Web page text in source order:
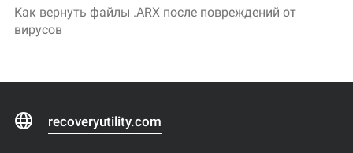
Как вернуть файлы .ARX после повреждений от
вирусов
recoveryutility.com